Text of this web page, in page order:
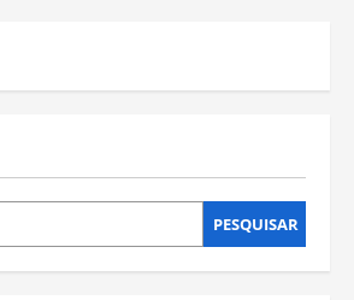
PESQUISAR